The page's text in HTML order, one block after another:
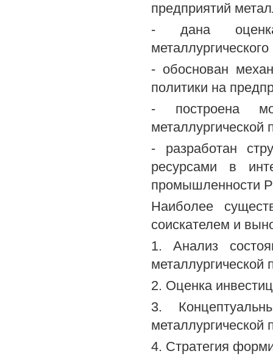
предприятий
- дана оценка
- обоснован
политики на
- построена
- разработан
ресурсами в
промышленности
Наиболее
соискателем и
1. Анализ
2. Оценка
3.
4. Стратегия